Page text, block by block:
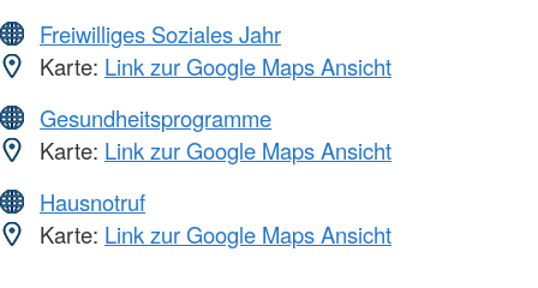
Freiwilliges Soziales Jahr
Karte: Link zur Google Maps Ansicht
Gesundheitsprogramme
Karte: Link zur Google Maps Ansicht
Hausnotruf
Karte: Link zur Google Maps Ansicht